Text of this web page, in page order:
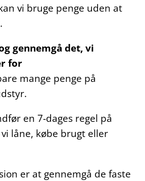
vi bruge penge uden at
gennemgå det, vi
for
mange penge på
en 7-dages regel på
låne, købe brugt eller
er at gennemgå de faste